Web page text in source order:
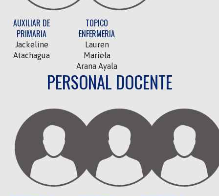
AUXILIAR DE
PRIMARIA
Jackeline
Atachagua
TOPICO
ENFERMERIA
Lauren
Mariela
Arana Ayala
PERSONAL DOCENTE